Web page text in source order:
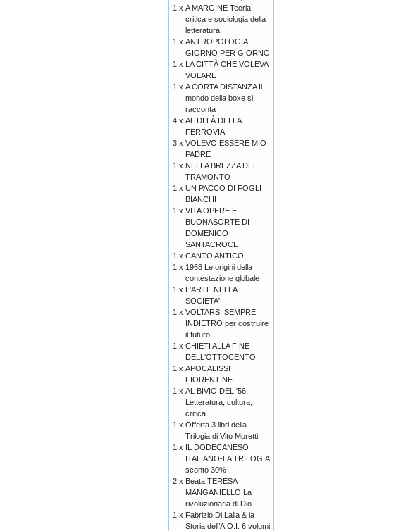
1 x A MARGINE Teoria
critica e sociologia della
letteratura
1 x ANTROPOLOGIA
GIORNO PER GIORNO
1 x LA CITTÀ CHE VOLEVA
VOLARE
1 x A CORTA DISTANZA Il
mondo della boxe si
racconta
4 x AL DI LÀ DELLA
FERROVIA
3 x VOLEVO ESSERE MIO
PADRE
1 x NELLA BREZZA DEL
TRAMONTO
1 x UN PACCO DI FOGLI
BIANCHI
1 x VITA OPERE E
BUONASORTE DI
DOMENICO
SANTACROCE
1 x CANTO ANTICO
1 x 1968 Le origini della
contestazione globale
1 x L'ARTE NELLA
SOCIETA'
1 x VOLTARSI SEMPRE
INDIETRO per costruire
il futuro
1 x CHIETI ALLA FINE
DELL'OTTOCENTO
1 x APOCALISSI
FIORENTINE
1 x AL BIVIO DEL '56
Letteratura, cultura,
critica
1 x Offerta 3 libri della
Trilogia di Vito Moretti
1 x IL DODECANESO
ITALIANO-LA TRILOGIA
sconto 30%
2 x Beata TERESA
MANGANIELLO La
rivoluzionaria di Dio
1 x Fabrizio Di Lalla & la
Storia dell’A.O.I. 6 volumi